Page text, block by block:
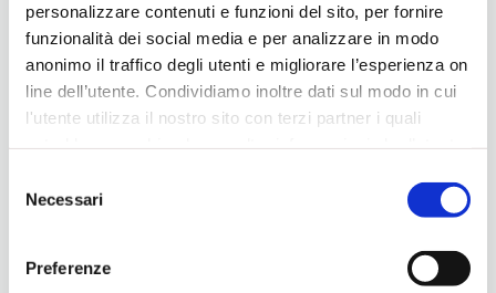
personalizzare contenuti e funzioni del sito, per fornire
funzionalità dei social media e per analizzare in modo
anonimo il traffico degli utenti e migliorare l’esperienza on
line dell’utente. Condividiamo inoltre dati sul modo in cui
l'utente utilizza il nostro sito con terzi partner i quali
loro servizi, per finalità pubblicitarie creando elenchi di
segmenti di pubblico per fornire annunci sui social media
comportamenti degli utenti. Lei può dare, rifiutare o
delNecessari
Preferenze
“Calici in cava” a Zovencedo
13 Luglio 2026